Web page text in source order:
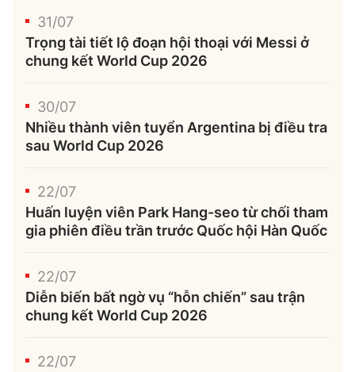
31/07
Trọng tài tiết lộ đoạn hội thoại với Messi ở
chung kết World Cup 2026
30/07
Nhiều thành viên tuyển Argentina bị điều tra
sau World Cup 2026
22/07
Huấn luyện viên Park Hang-seo từ chối tham
gia phiên điều trần trước Quốc hội Hàn Quốc
22/07
Diễn biến bất ngờ vụ “hỗn chiến” sau trận
chung kết World Cup 2026
22/07